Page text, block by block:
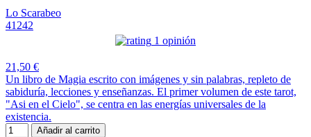
Lo Scarabeo
41242
1 opinión
21,50 €
Un libro de Magia escrito con imágenes y sin palabras, repleto de
sabiduría, lecciones y enseñanzas. El primer volumen de este tarot,
"Asi en el Cielo", se centra en las energías universales de la
existencia.
Añadir al carrito